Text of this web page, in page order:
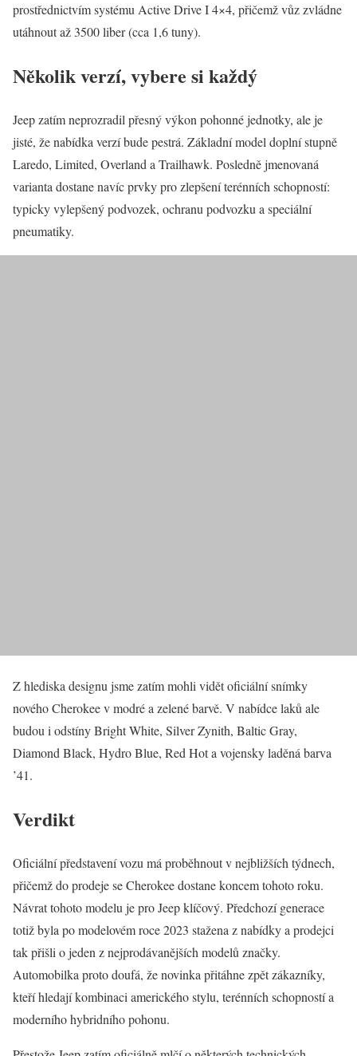
prostřednictvím systému Active Drive I 4×4, přičemž vůz zvládne
utáhnout až 3500 liber (cca 1,6 tuny).
Několik verzí, vybere si každý
Jeep zatím neprozradil přesný výkon pohonné jednotky, ale je
jisté, že nabídka verzí bude pestrá. Základní model doplní stupně
Laredo, Limited, Overland a Trailhawk. Posledně jmenovaná
varianta dostane navíc prvky pro zlepšení terénních schopností:
typicky vylepšený podvozek, ochranu podvozku a speciální
pneumatiky.
Z hlediska designu jsme zatím mohli vidět oficiální snímky
nového Cherokee v modré a zelené barvě. V nabídce laků ale
budou i odstíny Bright White, Silver Zynith, Baltic Gray,
Diamond Black, Hydro Blue, Red Hot a vojensky laděná barva
’41.
Verdikt
Oficiální představení vozu má proběhnout v nejbližších týdnech,
přičemž do prodeje se Cherokee dostane koncem tohoto roku.
Návrat tohoto modelu je pro Jeep klíčový. Předchozí generace
totiž byla po modelovém roce 2023 stažena z nabídky a prodejci
tak přišli o jeden z nejprodávanějších modelů značky.
Automobilka proto doufá, že novinka přitáhne zpět zákazníky,
kteří hledají kombinaci amerického stylu, terénních schopností a
moderního hybridního pohonu.